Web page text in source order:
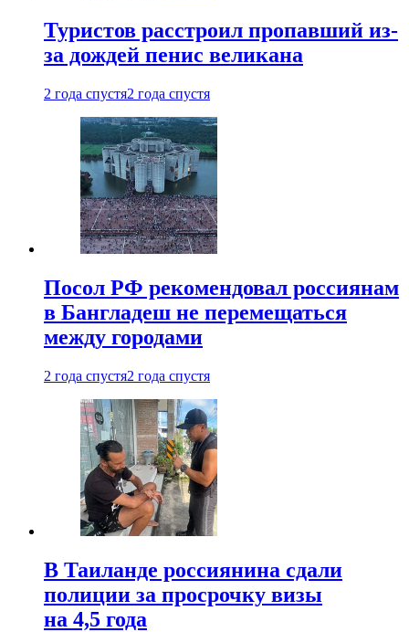
Туристов расстроил пропавший из-
за дождей пенис великана
2 года спустя2 года спустя
Посол РФ рекомендовал россиянам
в Бангладеш не перемещаться
между городами
2 года спустя2 года спустя
В Таиланде россиянина сдали
полиции за просрочку визы
на 4,5 года